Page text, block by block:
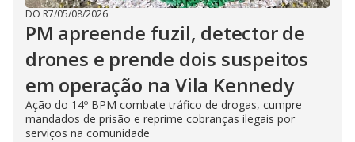
DO R7/05/08/2026
PM apreende fuzil, detector de
drones e prende dois suspeitos
em operação na Vila Kennedy
Ação do 14º BPM combate tráfico de drogas, cumpre
mandados de prisão e reprime cobranças ilegais por
serviços na comunidade